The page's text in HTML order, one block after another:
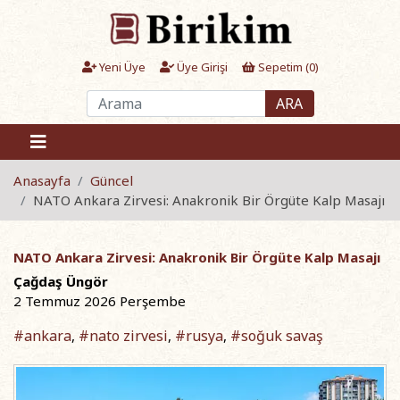
Yeni Üye Üye Girişi Sepetim (0)
ARA
Anasayfa
Güncel
NATO Ankara Zirvesi: Anakronik Bir Örgüte Kalp Masajı
NATO Ankara Zirvesi: Anakronik Bir Örgüte Kalp Masajı
Çağdaş Üngör
2 Temmuz 2026 Perşembe
#ankara, #nato zirvesi, #rusya, #soğuk savaş